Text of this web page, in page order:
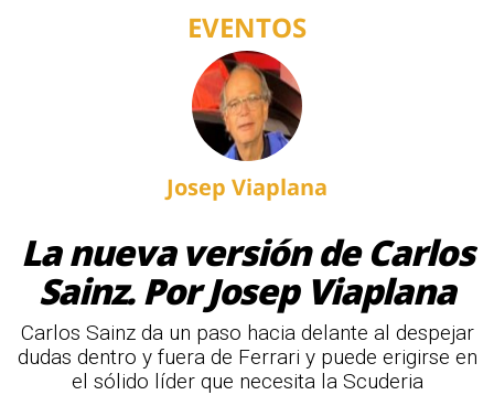
EVENTOS
Josep Viaplana
La nueva versión de Carlos
Sainz. Por Josep Viaplana
Carlos Sainz da un paso hacia delante al despejar
dudas dentro y fuera de Ferrari y puede erigirse en
el sólido líder que necesita la Scuderia